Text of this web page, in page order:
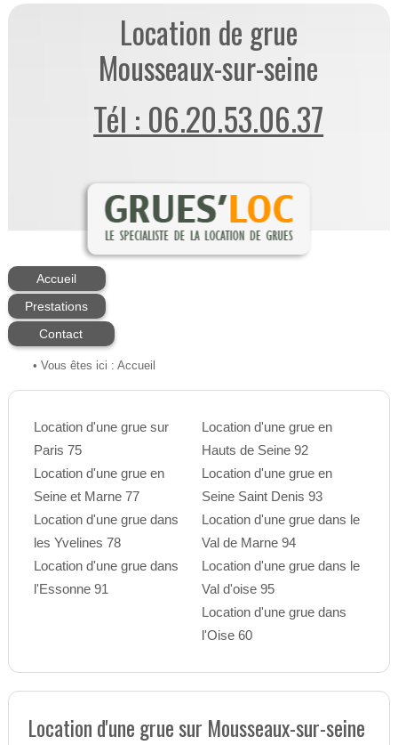
Location de grue
Mousseaux-sur-seine
Tél : 06.20.53.06.37
Accueil
Prestations
Contact
• Vous êtes ici : Accueil
Location d'une grue sur
Paris 75
Location d'une grue en
Seine et Marne 77
Location d'une grue dans
les Yvelines 78
Location d'une grue dans
l'Essonne 91
Location d'une grue en
Hauts de Seine 92
Location d'une grue en
Seine Saint Denis 93
Location d'une grue dans le
Val de Marne 94
Location d'une grue dans le
Val d'oise 95
Location d'une grue dans
l'Oise 60
Location d'une grue sur Mousseaux-sur-seine